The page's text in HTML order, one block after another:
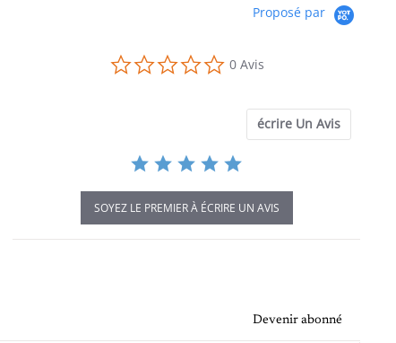
Proposé par
0.0
star
0 Avis
écrire Un Avis
SOYEZ LE PREMIER À ÉCRIRE UN AVIS
Devenir abonné